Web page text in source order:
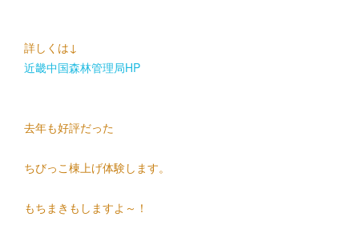
詳しくは↓
近畿中国森林管理局HP
去年も好評だった
ちびっこ棟上げ体験します。
もちまきもしますよ～！